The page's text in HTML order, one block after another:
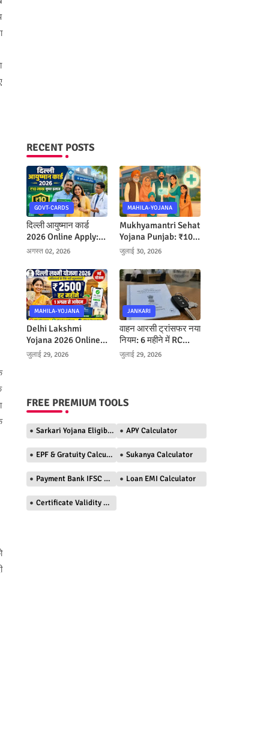
RECENT POSTS
GOVT-CARDS
दिल्ली आयुष्मान कार्ड
2026 Online Apply:
मोबाइल से घर बैठे बनाएं
इलाज पाएं
अगस्त 02, 2026
MAHILA-YOJANA
Mukhyamantri Sehat
Yojana Punjab: ₹10
Lakh Free Cashless
Ilaj Kaise Milega
जुलाई 30, 2026
MAHILA-YOJANA
Delhi Lakshmi
Yojana 2026 Online
Apply: महिलाओं को
₹2500 महीना, ऐसे करें
जुलाई 29, 2026
JANKARI
वाहन आरसी ट्रांसफर नया
नियम: 6 महीने में RC
Transfer नहीं कराया तो
डीलर बनेगा मालिक, जानें
जुलाई 29, 2026
FREE PREMIUM TOOLS
Sarkari Yojana Eligibility Checker APY Calculator
EPF & Gratuity Calculator Sukanya Calculator
Payment Bank IFSC Finder Loan EMI Calculator
Certificate Validity Checker